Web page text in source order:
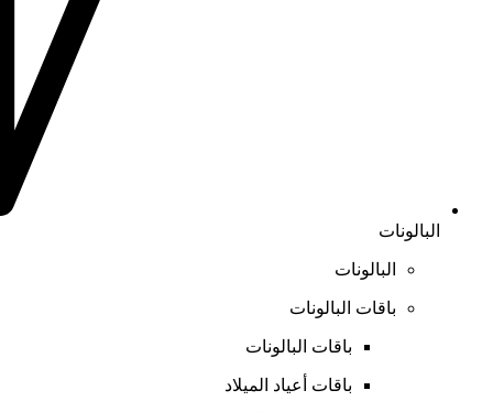
البالونات
البالونات
باقات البالونات
باقات البالونات
باقات أعياد الميلاد